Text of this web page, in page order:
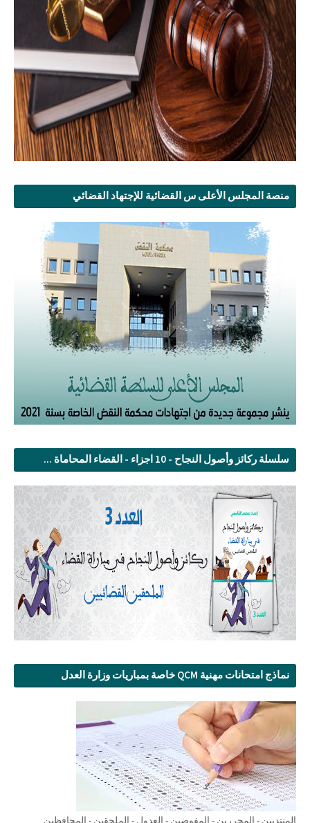
منصة المجلس الأعلى س القضائية للإجتهاد القضائي
سلسلة ركائز وأصول النجاح - 10 اجزاء - القضاء المحاماة ...
نماذج امتحانات مهنية QCM خاصة بمباريات وزارة العدل
المنتدبين - المحررين - المفوضين - العدول - الملحقين - المحافظين